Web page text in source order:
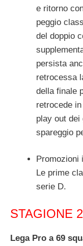
e ritorno
peggio
del doppio
persista
retrocessa
della finale
retrocede
play out dei
spareggio
Promozioni
Le prime
serie D.
STAGIONE
Lega Pro a 69